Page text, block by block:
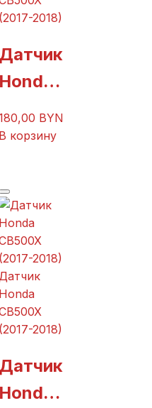
Honda
X
(2017-
(2017-2018)
Датчик
Honda
CB500
X
BYN
В корзину
Honda
(2017-2018)
Датчик
Honda